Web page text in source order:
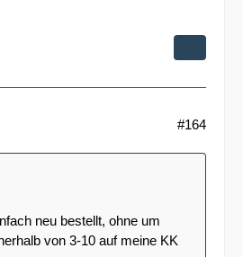
#164
neu bestellt, ohne um
von 3-10 auf meine KK